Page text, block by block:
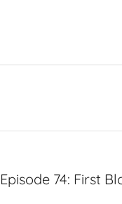
Episode 74: First